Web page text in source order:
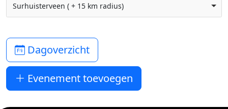
Surhuisterveen ( + 15 km radius)
Dagoverzicht
Evenement toevoegen